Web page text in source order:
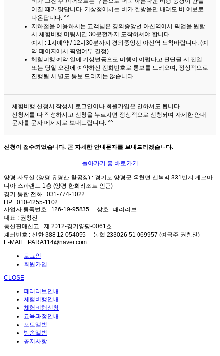
어질 때가 많답니다. 기상청에서는 비가 한방울만 내려도 비 예보로
나온답니다. ^^
지하철을 이용하시는 고객님은 경의중앙선 아신역에서 픽업을 원할
시 체험비행 미팅시간 30분전까지 도착하셔야 합니다.
예시 : 1시예약 / 12시30분까지 경의중앙선 아신역 도착바랍니다. (예
약 페이지에서 픽업여부 결정)
체험비행 예약 일에 기상변동으로 비행이 어렵다고 판단될 시 전일
또는 당일 오전에 예약하신 전화번호로 통보를 드리오며, 정상적으로
진행될 시 별도 통보 드리지는 않습니다.
체험비행 신청서 작성시 로그인이나 회원가입은 안하셔도 됩니다.
신청서를 다 작성하시고 신청을 누르시면 정상적으로 신청되며 자세한 안내
문자를 문자 메세지로 보내드립니다. ^^
신청이 접수되었습니다. 곧 자세한 안내문자를 보내드리겠습니다.
돌아가기 홈 바로가기
양평 사무실 (양평 유명산 활공장) : 경기도 양평군 옥천면 신복리 331번지 게르마
니아 스파랜드 1층 (양평 한화리조트 인근)
경기 통합 전화 : 031-774-1022
HP : 010-4255-1102
사업자 등록번호 : 126-19-95835 상호 : 패러러브
대표 : 권창진
통신판매신고 : 제 2012-경기양평-0061호
계좌번호 : 신한 388 12 054055 농협 233026 51 069957 (예금주 권창진)
E-MAIL : PARA114@naver.com
로그인
회원가입
CLOSE
패러러브안내
체험비행안내
체험비행신청
교육과정안내
포토앨범
방송앨범
공지사항